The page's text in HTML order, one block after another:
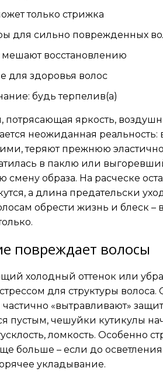
только стрижка
для сильно поврежденных
восстановлению
для здоровья волос
будь терпелив(a)
яркость,
неожиданная реальность:
теряют прежнюю
в паклю или
образа. На расческе
а длина предательски
обрести жизнь и блеск –
повреждает волосы
холодный оттенок или
для структуры
частично «вытравливают»
пустым, чешуйки кутикулы
ломкость. Особенно
больше – если до
укладывание.